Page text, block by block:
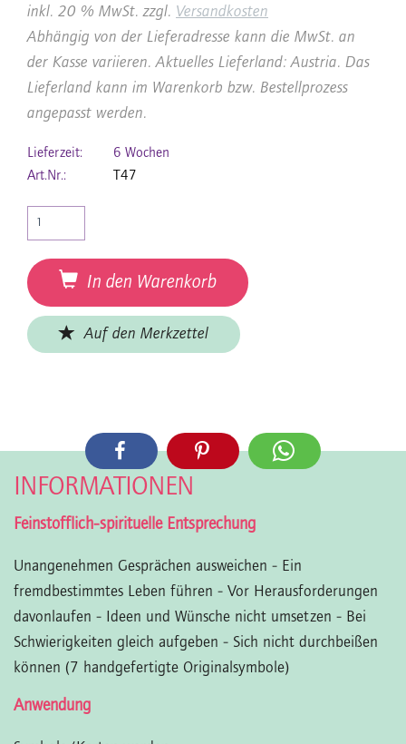
inkl. 20 % MwSt. zzgl. Versandkosten
Abhängig von der Lieferadresse kann die MwSt. an
der Kasse variieren. Aktuelles Lieferland: Austria. Das
Lieferland kann im Warenkorb bzw. Bestellprozess
angepasst werden.
Lieferzeit:
6 Wochen
Art.Nr.:
T47
In den Warenkorb
Auf den Merkzettel
INFORMATIONEN
Feinstofflich-spirituelle Entsprechung
Unangenehmen Gesprächen ausweichen - Ein
fremdbestimmtes Leben führen - Vor Herausforderungen
davonlaufen - Ideen und Wünsche nicht umsetzen - Bei
Schwierigkeiten gleich aufgeben - Sich nicht durchbeißen
können (7 handgefertigte Originalsymbole)
Anwendung